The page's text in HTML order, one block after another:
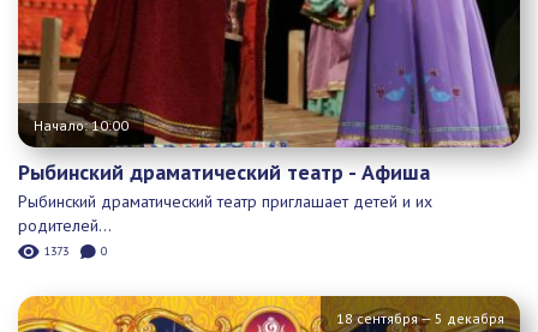
Начало: 10:00
Рыбинский драматический театр - Афиша
Рыбинский драматический театр приглашает детей и их
родителей...
1373 0
18 сентября — 5 декабря